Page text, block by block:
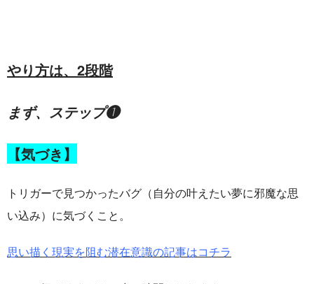
やり方は、 2段階
まず、ステップ❶
【気づき】
トリガーで見つかったバグ（自分の叶えたい夢に邪魔な思
い込み）に気づくこと。
思い描く現実を阻む潜在意識の記事はコチラ